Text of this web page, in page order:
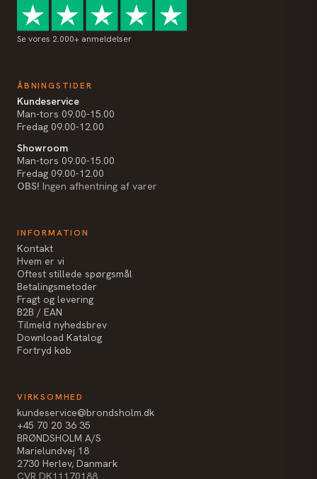
Se vores 2.000+ anmeldelser
ÅBNINGSTIDER
Kundeservice
Man-tors 09.00-15.00
Fredag 09.00-12.00
Showroom
Man-tors 09.00-15.00
Fredag 09.00-12.00
OBS! Ingen afhentning af varer
INFORMATION
Kontakt
Hvem er vi
Oftest stillede spørgsmål
Betalingsmetoder
Fragt og levering
B2B / EAN
Tilmeld nyhedsbrev
Download Katalog
Fortryd køb
VIRKSOMHED
kundeservice@brondsholm.dk
+45 70 20 36 35
BRØNDSHOLM A/S
Marielundvej 18
2730 Herlev, Danmark
CVR DK11170188